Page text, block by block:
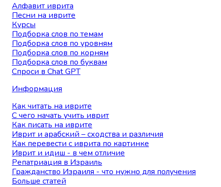
Алфавит иврита
Песни на иврите
Курсы
Подборка слов по темам
Подборка слов по уровням
Подборка слов по корням
Подборка слов по буквам
Спроси в Chat GPT
Информация
Как читать на иврите
С чего начать учить иврит
Как писать на иврите
Иврит и арабский – сходства и различия
Как перевести с иврита по картинке
Иврит и идиш - в чем отличие
Репатриация в Израиль
Гражданство Израиля - что нужно для получения
Больше статей